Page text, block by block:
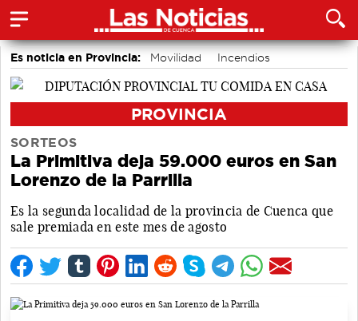
Es noticia en Provincia: Movilidad Incendios
PROVINCIA
SORTEOS
La Primitiva deja 59.000 euros en San
Lorenzo de la Parrilla
Es la segunda localidad de la provincia de Cuenca que
sale premiada en este mes de agosto